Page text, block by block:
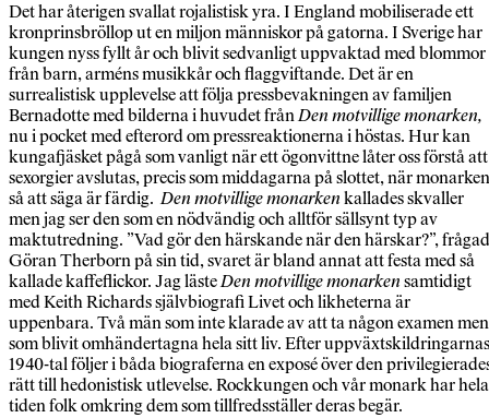
Det har återigen svallat rojalistisk yra. I England mobiliserade ett
kronprinsbröllop ut en miljon människor på gatorna. I Sverige har
kungen nyss fyllt år och blivit sedvanligt uppvaktad med blommor
från barn, arméns musikkår och flaggviftande. Det är en
surrealistisk upplevelse att följa pressbevakningen av familjen
Bernadotte med bilderna i huvudet frånDen motvillige monarken,
nu i pocket med efterord om pressreaktionerna i höstas. Hur kan
kungafjäsket pågå som vanligt när ett ögonvittne låter oss förstå att
sexorgier avslutas, precis som middagarna på slottet, när monarken
så att säga är färdig. Den motvillige monarken kallades skvaller
men jag ser den som en nödvändig och alltför sällsynt typ av
maktutredning. ”Vad gör den härskande när den härskar?”,
Göran Therborn på sin tid, svaret är bland annat att festa med så
kallade kaffeflickor. Jag lästeDen motvillige monarken samtidigt
med Keith Richards självbiografi Livet och likheterna är
uppenbara. Två män som inte klarade av att ta någon examen men
som blivit omhändertagna hela sitt liv. Efter uppväxtskildringarnas
1940-tal följer i båda biograferna en exposé över den
rätt till hedonistisk utlevelse. Rockkungen och vår monark har hela
tiden folk omkring dem som tillfredsställer deras begär.